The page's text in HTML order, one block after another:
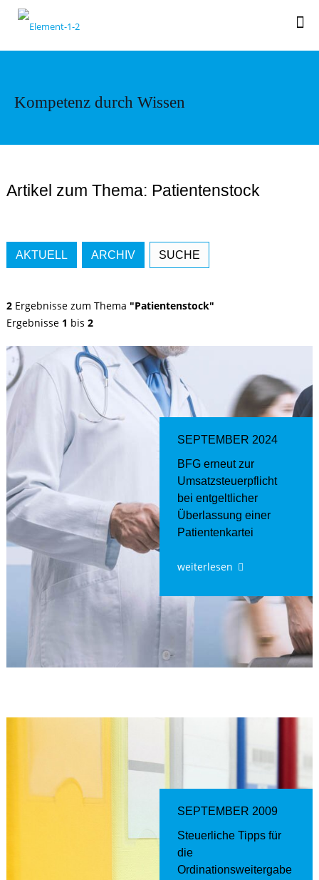
Kompetenz durch Wissen
Artikel zum Thema: Patientenstock
AKTUELL ARCHIV SUCHE
2 Ergebnisse zum Thema "Patientenstock"
Ergebnisse 1 bis2
SEPTEMBER 2024
BFG erneut zur
Umsatzsteuerpflicht
bei entgeltlicher
Überlassung einer
Patientenkartei
weiterlesen
SEPTEMBER 2009
Steuerliche Tipps für
die
Ordinationsweitergabe